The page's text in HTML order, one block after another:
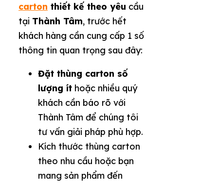
carton thiết kế theo yêu cầu
tại Thành Tâm, trước hết
khách hàng cần cung cấp 1 số
thông tin quan trọng sau đây:
Đặt thùng carton số
lượng ít hoặc nhiều quý
khách cần báo rõ với
Thành Tâm để chúng tôi
tư vấn giải pháp phù hợp.
Kích thước thùng carton
theo nhu cầu hoặc bạn
mang sản phẩm đến